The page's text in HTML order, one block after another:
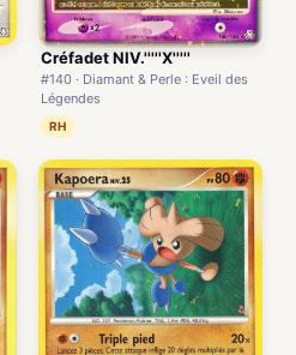
Créfadet NIV.'''''X'''''
#140 · Diamant & Perle : Eveil des
Légendes
RH